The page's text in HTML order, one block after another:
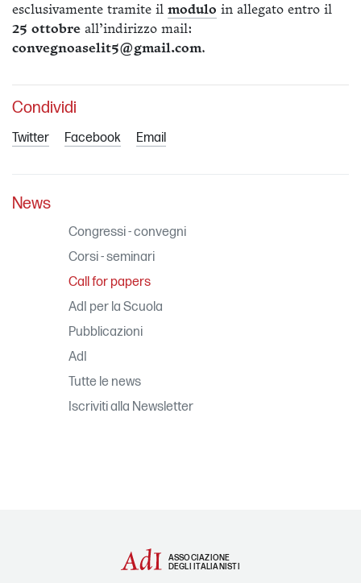
esclusivamente tramite il modulo in allegato entro il
25 ottobre all’indirizzo mail:
convegnoaselit5@gmail.com.
Condividi
Twitter Facebook Email
News
Congressi - convegni
Corsi - seminari
Call for papers
AdI per la Scuola
Pubblicazioni
AdI
Tutte le news
Iscriviti alla Newsletter
ASSOCIAZIONE
DEGLI ITALIANISTI